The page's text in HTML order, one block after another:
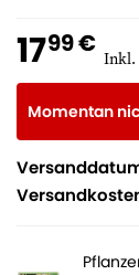
1799 € Inkl.
Momentan